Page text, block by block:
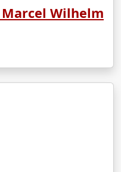
Wilhelm